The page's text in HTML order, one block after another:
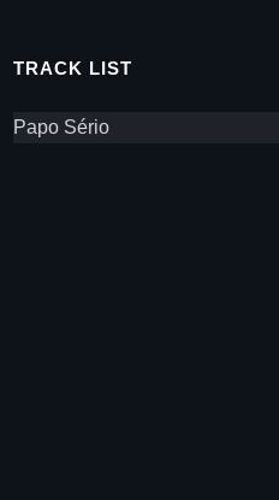
TRACK LIST
Papo Sério